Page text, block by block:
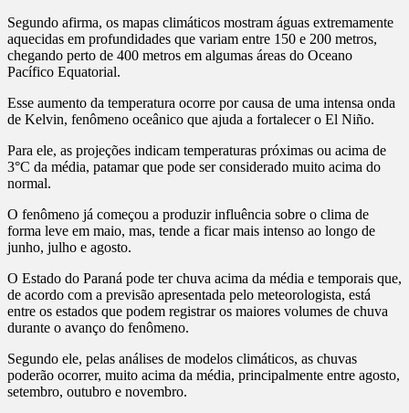
Segundo afirma, os mapas climáticos mostram águas extremamente
aquecidas em profundidades que variam entre 150 e 200 metros,
chegando perto de 400 metros em algumas áreas do Oceano
Pacífico Equatorial.
Esse aumento da temperatura ocorre por causa de uma intensa onda
de Kelvin, fenômeno oceânico que ajuda a fortalecer o El Niño.
Para ele, as projeções indicam temperaturas próximas ou acima de
3°C da média, patamar que pode ser considerado muito acima do
normal.
O fenômeno já começou a produzir influência sobre o clima de
forma leve em maio, mas, tende a ficar mais intenso ao longo de
junho, julho e agosto.
O Estado do Paraná pode ter chuva acima da média e temporais que,
de acordo com a previsão apresentada pelo meteorologista, está
entre os estados que podem registrar os maiores volumes de chuva
durante o avanço do fenômeno.
Segundo ele, pelas análises de modelos climáticos, as chuvas
poderão ocorrer, muito acima da média, principalmente entre agosto,
setembro, outubro e novembro.